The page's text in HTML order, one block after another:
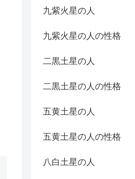
九紫火星の人
九紫火星の人の性格
二黒土星の人
二黒土星の人の性格
五黄土星の人
五黄土星の人の性格
八白土星の人